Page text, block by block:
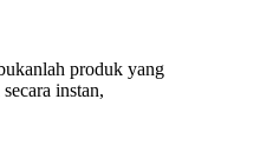
produk yang
instan,